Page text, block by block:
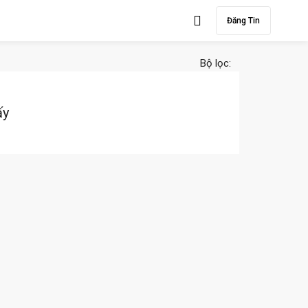
Đăng Tin
Bộ lọc: